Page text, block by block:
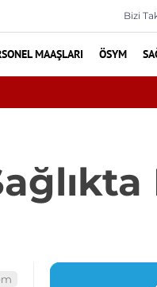
Bizi
MAAŞLARI ÖSYM